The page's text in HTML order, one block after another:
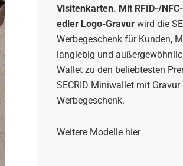
Visitenkarten. Mit RFID-/
edler Logo-Gravur wird die
Werbegeschenk für Kunden,
langlebig und
Wallet zu den beliebtesten
SECRID Miniwallet mit
Werbegeschenk.
Weitere Modelle hier